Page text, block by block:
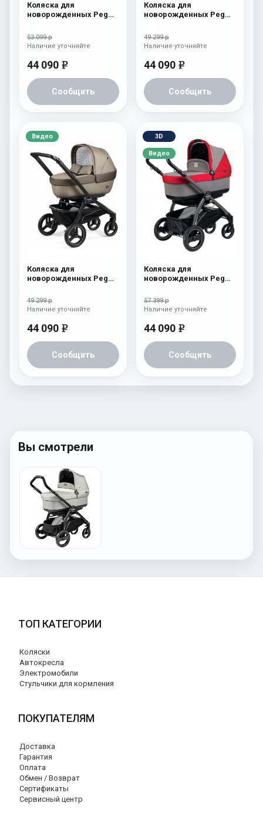
Коляска для
новорожденных Peg
53 099 р
44 090 e
Сообщить
Наличие уточняйте
Коляска для
новорожденных Peg
Atmosphere
49 299 р
44 090 e
Сообщить
Наличие уточняйте
Видео
Коляска для
новорожденных Peg
Cream
49 299 р
44 090 e
Сообщить
Наличие уточняйте
3D
Видео
Коляска для
новорожденных Peg
(шасси White/Black)
Tulip
57 399 р
44 090 e
Сообщить
Наличие уточняйте
Вы смотрели
ТОП КАТЕГОРИИ
Коляски
Автокресла
Электромобили
Стульчики для кормления
ПОКУПАТЕЛЯМ
Доставка
Гарантия
Оплата
Обмен / Возврат
Сертификаты
Сервисный центр